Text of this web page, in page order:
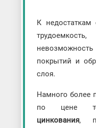
К недостаткам
трудоемкость,
покрытий и
слоя.
Намного более
по цене
цинкования,